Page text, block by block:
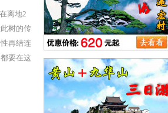
离地2
树的传
再结连
要在这